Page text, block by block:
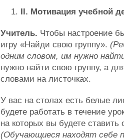
II. Мотивация учебной
Учитель. Чтобы настроение
игру «Найди свою группу».
одним словом, им нужно
нужно найти свою группу, а
словами на листочках.
У вас на столах есть белые
будете работать в течение
на которых вы будете ставить
(Обучающиеся находят себе